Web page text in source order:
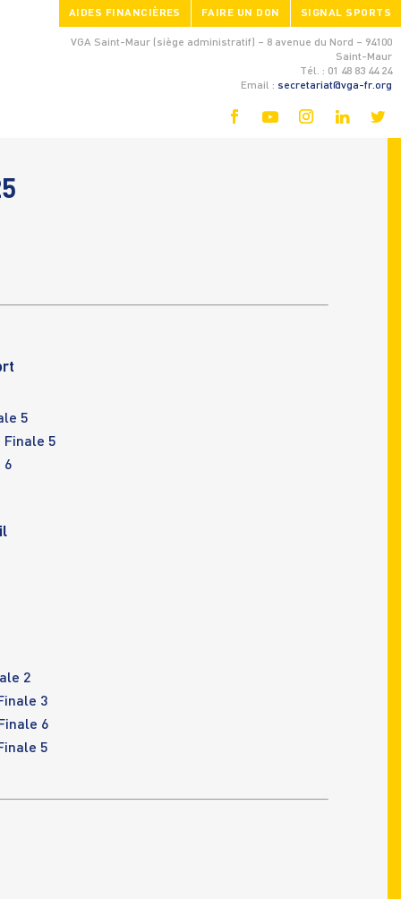
AIDES FINANCIÈRES FAIRE UN DON SIGNAL SPORTS
VGA Saint-Maur (siège administratif) – 8 avenue du Nord – 94100
Saint-Maur
Tél. : 01 48 83 44 24
Email : secretariat@vga-fr.org
5
Finale 5
6
2
3
6
5